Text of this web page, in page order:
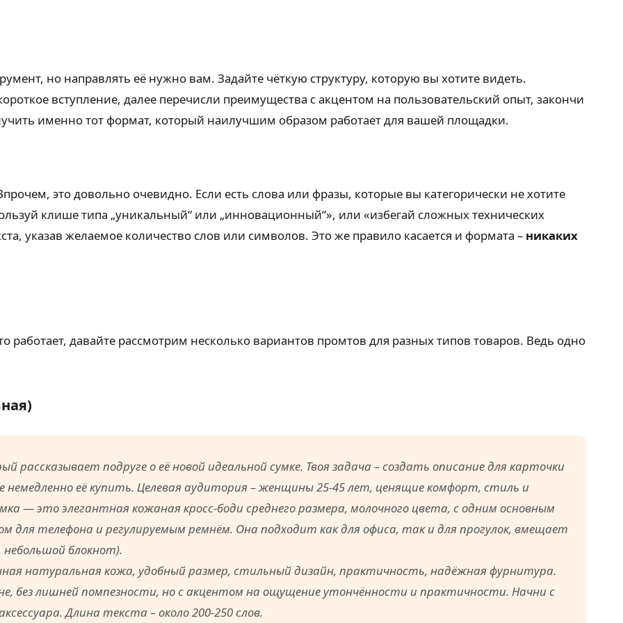
но направлять её нужно вам. Задайте чёткую структуру, которую вы хотите видеть.
вступление, далее перечисли преимущества с акцентом на пользовательский опыт, закончи
именно тот формат, который наилучшим образом работает для вашей площадки.
это довольно очевидно. Если есть слова или фразы, которые вы категорически не хотите
клише типа „уникальный“ или „инновационный“», или «избегай сложных технических
указав желаемое количество слов или символов. Это же правило касается и формата – никаких
работает, давайте рассмотрим несколько вариантов промтов для разных типов товаров. Ведь одно
подруге о её новой идеальной сумке. Твоя задача – создать описание для карточки
её купить. Целевая аудитория – женщины 25-45 лет, ценящие комфорт, стиль и
— это элегантная кожаная кросс-боди среднего размера, молочного цвета, с одним основным
для телефона и регулируемым ремнём. Она подходит как для офиса, так и для прогулок, вмещает
небольшой блокнот).
натуральная кожа, удобный размер, стильный дизайн, практичность, надёжная фурнитура.
без лишней помпезности, но с акцентом на ощущение утончённости и практичности. Начни с
Длина текста – около 200-250 слов.